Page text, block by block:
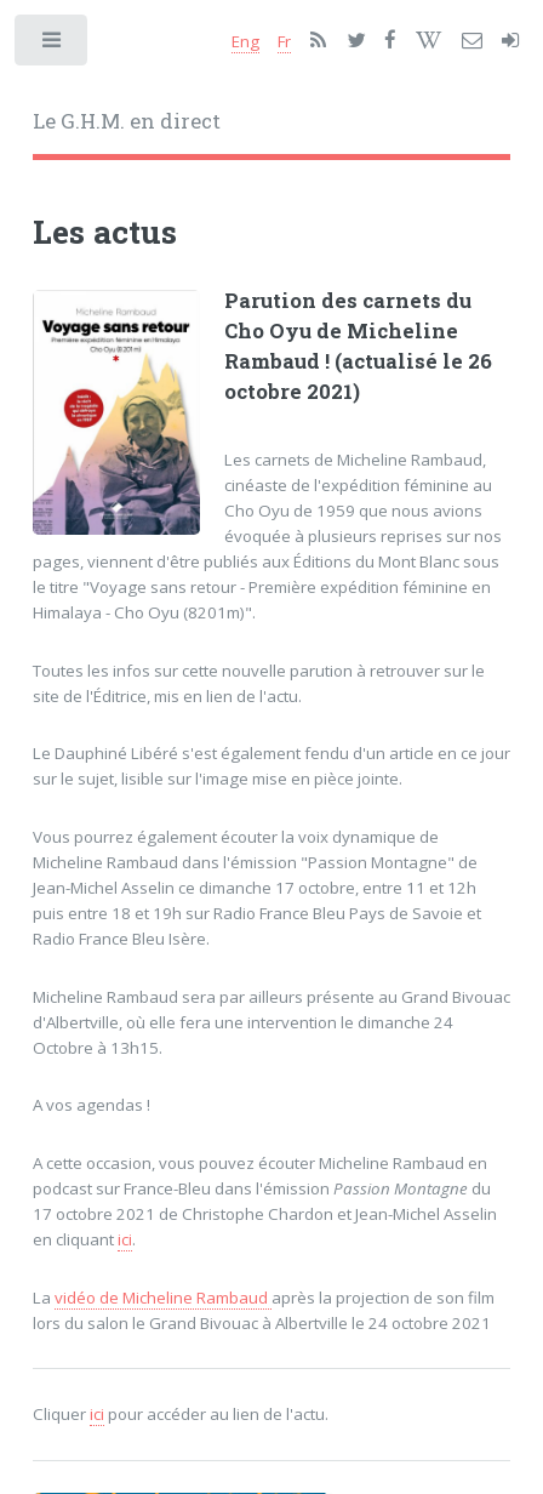
Le G.H.M. en direct
Eng Fr
Les actus
Parution des carnets du
Cho Oyu de Micheline
Rambaud ! (actualisé le 26
octobre 2021)
Les carnets de Micheline Rambaud,
cinéaste de l'expédition féminine au
Cho Oyu de 1959 que nous avions
évoquée à plusieurs reprises sur nos
pages, viennent d'être publiés aux Éditions du Mont Blanc sous
le titre "Voyage sans retour - Première expédition féminine en
Himalaya - Cho Oyu (8201m)".
Toutes les infos sur cette nouvelle parution à retrouver sur le
site de l'Éditrice, mis en lien de l'actu.
Le Dauphiné Libéré s'est également fendu d'un article en ce jour
sur le sujet, lisible sur l'image mise en pièce jointe.
Vous pourrez également écouter la voix dynamique de
Micheline Rambaud dans l'émission "Passion Montagne" de
Jean-Michel Asselin ce dimanche 17 octobre, entre 11 et 12h
puis entre 18 et 19h sur Radio France Bleu Pays de Savoie et
Radio France Bleu Isère.
Micheline Rambaud sera par ailleurs présente au Grand Bivouac
d'Albertville, où elle fera une intervention le dimanche 24
Octobre à 13h15.
A vos agendas !
A cette occasion, vous pouvez écouter Micheline Rambaud en
podcast sur France-Bleu dans l'émission Passion Montagne du
17 octobre 2021 de Christophe Chardon et Jean-Michel Asselin
en cliquantici.
La vidéo de Micheline Rambaud après la projection de son film
lors du salon le Grand Bivouac à Albertville le 24 octobre 2021
Cliquerici pour accéder au lien de l'actu.